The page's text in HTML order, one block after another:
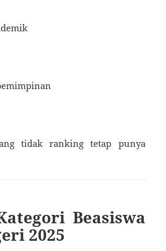
tidak ranking tetap punya
Beasiswa
2025